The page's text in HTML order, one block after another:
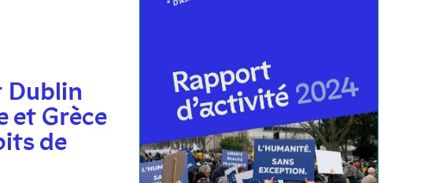
Dublin
et Grèce
de